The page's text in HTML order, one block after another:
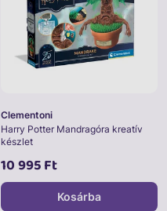
Clementoni
Harry Potter Mandragóra kreatív
készlet
10 995 Ft
Kosárba